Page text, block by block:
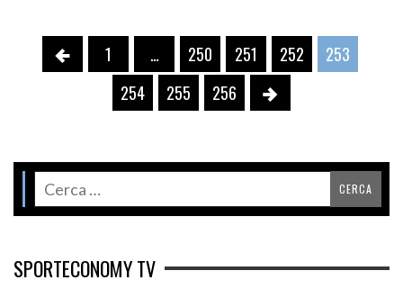
1 … 250 251 252
253
254
255 256
SPORTECONOMY TV